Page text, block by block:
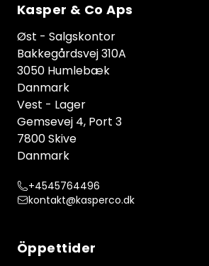
Kasper & Co Aps
Øst - Salgskontor
Bakkegårdsvej 310A
3050 Humlebæk
Danmark
Vest - Lager
Gemsevej 4, Port 3
7800 Skive
Danmark
+4545764496
kontakt@kasperco.dk
Öppettider